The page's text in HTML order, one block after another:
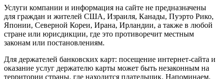
Услуги компании и информация на сайте не предназначены
для граждан и жителей США, Израиля, Канады, Пуэрто Рико,
Японии, Северной Кореи, Ирана, Ирландии, а также в любой
стране или юрисдикции, где это противоречит местным
законам или постановлениям.
Для держателей банковских карт: посещение интернет-сайта и
оказание услуг держателю карты может быть незаконным на
территории страны, где находится плательщик. Напоминаем,